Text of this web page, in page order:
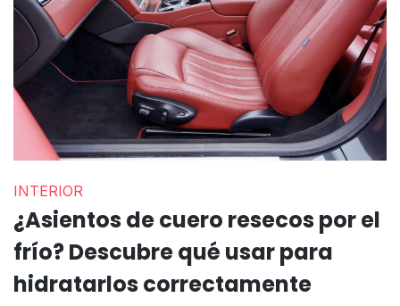
INTERIOR
¿Asientos de cuero resecos por el
frío? Descubre qué usar para
hidratarlos correctamente